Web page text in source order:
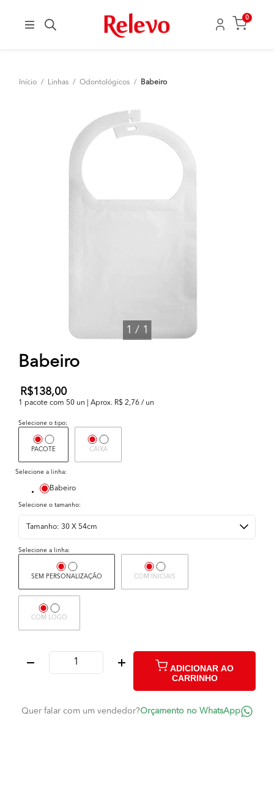
0
Início / Linhas / Odontológicos / Babeiro
1 / 1
Babeiro
R$138,00
1 pacote com 50 un | Aprox. R$ 2,76 / un
Selecione a linha:
Babeiro
Selecione o tipo:
PACOTE CAIXA
Selecione a linha:
SEM PERSONALIZAÇÃO COM INICIAIS
COM LOGO
Selecione o tamanho:
ADICIONAR AO
CARRINHO
Quer falar com um vendedor?Orçamento no WhatsApp